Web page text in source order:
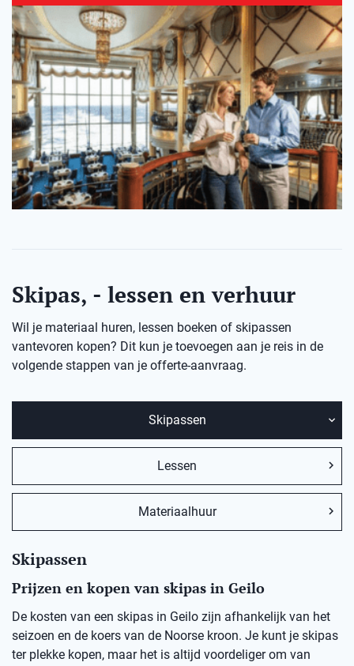
Skipas, - lessen en verhuur
Wil je materiaal huren, lessen boeken of skipassen
vantevoren kopen? Dit kun je toevoegen aan je reis in de
volgende stappen van je offerte-aanvraag.
Skipassen
Lessen
Materiaalhuur
Skipassen
Prijzen en kopen van skipas in Geilo
De kosten van een skipas in Geilo zijn afhankelijk van het
seizoen en de koers van de Noorse kroon. Je kunt je skipas
ter plekke kopen, maar het is altijd voordeliger om van